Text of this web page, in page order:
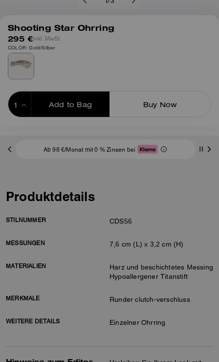
/3
Shooting Star Ohrring
295 €inkl. MwSt.
COLOR: Gold/Silber
Add to Bag Buy Now
Ab 98 €/Monat mit 0 % Zinsen bei
Produktdetails
STILNUMMER CDS56
MESSUNGEN 7,6 cm (L) x 3,2 cm (H)
MATERIALIEN
Harz und beschichtetes Messing
Hypoallergener Titanstift
MERKMALE Runder clutch-verschluss
WEITERE DETAILS Einzelner Ohrring